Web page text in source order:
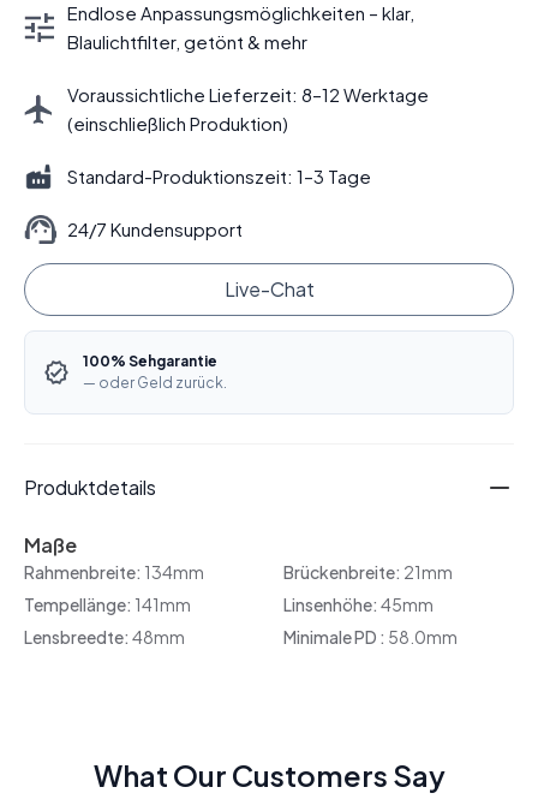
Endlose Anpassungsmöglichkeiten – klar,
Blaulichtfilter, getönt & mehr
Voraussichtliche Lieferzeit: 8–12 Werktage
(einschließlich Produktion)
Standard-Produktionszeit: 1–3 Tage
24/7 Kundensupport
Live-Chat
100% Sehgarantie
— oder Geld zurück.
Produktdetails
Maße
Rahmenbreite: 134mm Brückenbreite: 21mm
Tempellänge: 141mm Linsenhöhe: 45mm
Lensbreedte: 48mm Minimale PD : 58.0mm
What Our Customers Say